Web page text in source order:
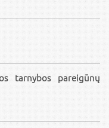
tarnybos pareigūnų